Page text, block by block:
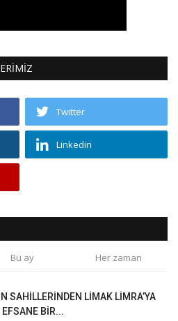
Twitter
Linkedin
Bu ay Her zaman
SAHİLLERİNDEN LİMAK LİMRA’YA
BİR...